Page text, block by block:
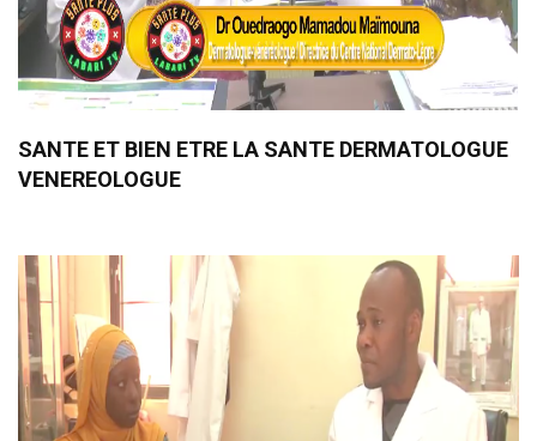
SANTE ET BIEN ETRE LA SANTE DERMATOLOGUE
VENEREOLOGUE